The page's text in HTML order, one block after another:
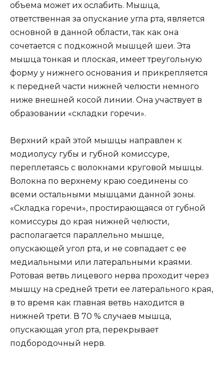
объема может их ослабить. Мышца,
ответственная за опускание угла рта, является
основной в данной области, так как она
сочетается с подкожной мышцей шеи. Эта
мышца тонкая и плоская, имеет треугольную
форму у нижнего основания и прикрепляется
к передней части нижней челюсти немного
ниже внешней косой линии. Она участвует в
образовании «складки горечи».
Верхний край этой мышцы направлен к
модиолусу губы и губной комиссуре,
переплетаясь с волокнами круговой мышцы.
Волокна по верхнему краю соединены со
всеми остальными мышцами данной зоны.
«Складка горечи», простирающаяся от губной
комиссуры до края нижней челюсти,
располагается параллельно мышце,
опускающей угол рта, и не совпадает с ее
медиальными или латеральными краями.
Ротовая ветвь лицевого нерва проходит через
мышцу на средней трети ее латерального края,
в то время как главная ветвь находится в
нижней трети. В 70 % случаев мышца,
опускающая угол рта, перекрывает
подбородочный нерв.